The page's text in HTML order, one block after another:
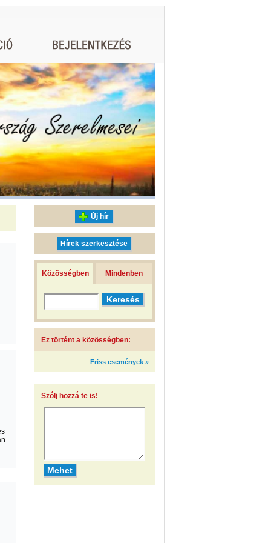
Új hír
Hírek szerkesztése
Közösségben Mindenben
Ez történt a közösségben:
Friss események »
Szólj hozzá te is!